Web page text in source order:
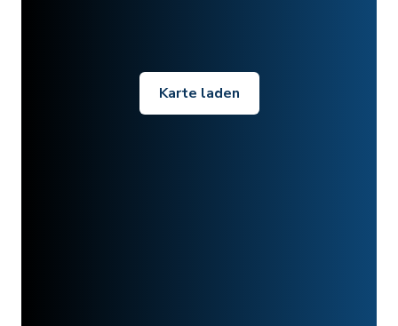
Karte laden